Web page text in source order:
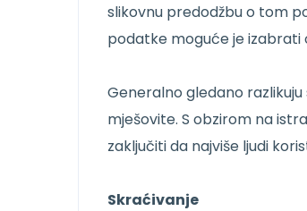
slikovnu predodžbu o tom
podatke moguće je
Generalno gledano
mješovite. S obzirom na
zaključiti da najviše ljudi
Skraćivanje